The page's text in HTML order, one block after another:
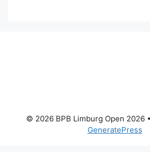
© 2026 BPB Limburg Open 2026
GeneratePress